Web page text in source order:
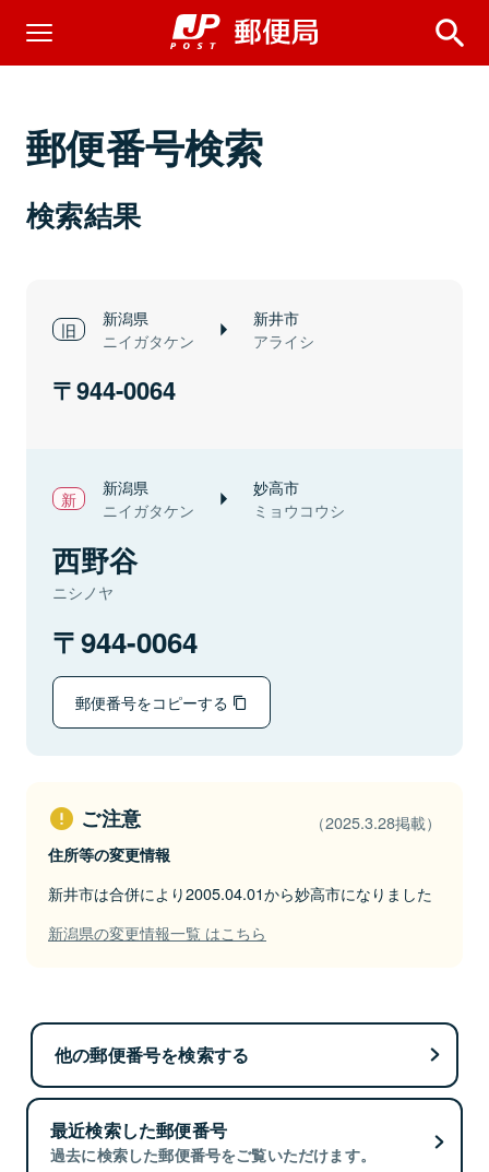
郵便番号検索
検索結果
新潟県
ニイガタケン
新井市
アライシ
944-0064
新潟県
ニイガタケン
妙高市
ミョウコウシ
西野谷
ニシノヤ
944-0064
郵便番号をコピーする
ご注意 （2025.3.28掲載）
住所等の変更情報
新井市は合併により2005.04.01から妙高市になりました
新潟県の変更情報一覧 はこちら
他の郵便番号を検索する
最近検索した郵便番号
過去に検索した郵便番号をご覧いただけます。